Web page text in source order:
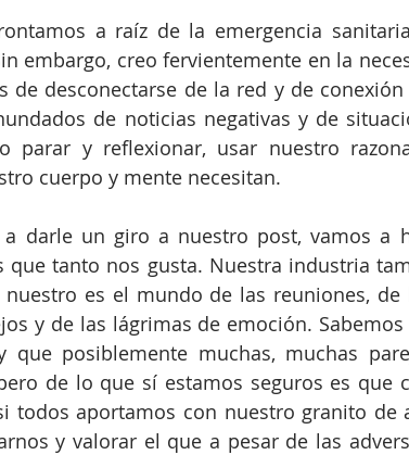
a raíz de la emergencia
embargo, creo fervientemente en la
de desconectarse de la red y de
de noticias negativas y de
parar y reflexionar, usar nuestro
cuerpo y mente necesitan.
darle un giro a nuestro post, vamos a
tanto nos gusta. Nuestra industria
es el mundo de las reuniones,
y de las lágrimas de emoción.
que posiblemente muchas, muchas
de lo que sí estamos seguros es que
todos aportamos con nuestro granito de
y valorar el que a pesar de las